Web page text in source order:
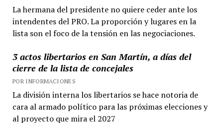
La hermana del presidente no quiere ceder ante los
intendentes del PRO. La proporción y lugares en la
lista son el foco de la tensión en las negociaciones.
3 actos libertarios en San Martín, a días del
cierre de la lista de concejales
POR INFORMACIONES
La división interna los libertarios se hace notoria de
cara al armado político para las próximas elecciones y
al proyecto que mira el 2027